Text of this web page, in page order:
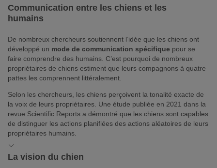
Communication entre les chiens et les
humains
De nombreux chercheurs soutiennent l’idée que les chiens ont
développé un mode de communication spécifique pour se
faire comprendre des humains. C’est pourquoi de nombreux
propriétaires de chiens estiment que leurs compagnons à quatre
pattes les comprennent littéralement.
Selon les chercheurs, les chiens perçoivent la tonalité exacte de
la voix de leurs propriétaires. Une étude publiée en 2021 dans la
revue Scientific Reports a démontré que les chiens sont capables
de distinguer les actions planifiées des actions aléatoires de leurs
propriétaires humains.
La vision du chien